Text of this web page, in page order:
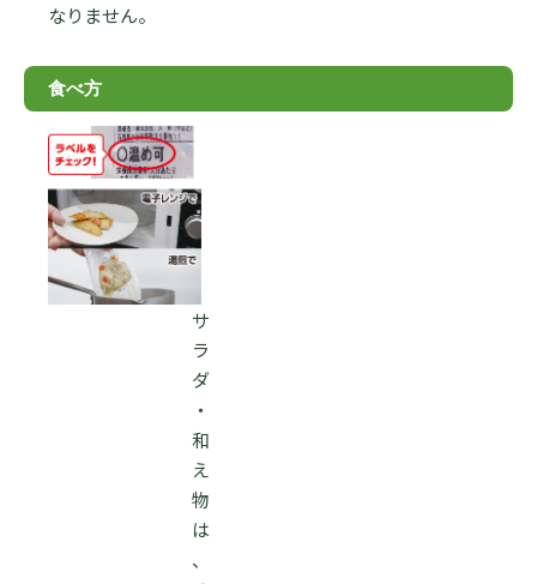
なりません。
食べ方
サ
ラ
ダ
・
和
え
物
は
、